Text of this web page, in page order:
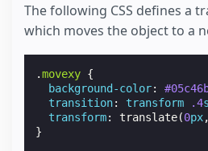
The following CSS defines a
which moves the object to a
.movexy {
background-color:
transition: transform .4s
transform: translate(0px,
}